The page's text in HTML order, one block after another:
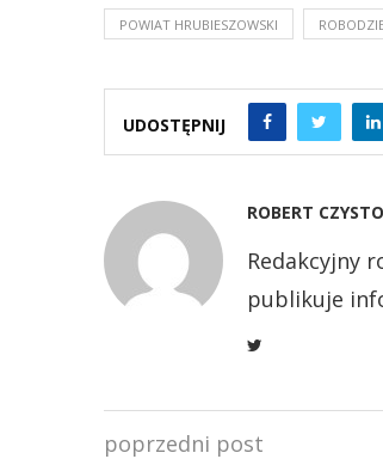
POWIAT HRUBIESZOWSKI
UDOSTĘPNIJ
ROBERT
Redakcyjny
publikuje
poprzedni post